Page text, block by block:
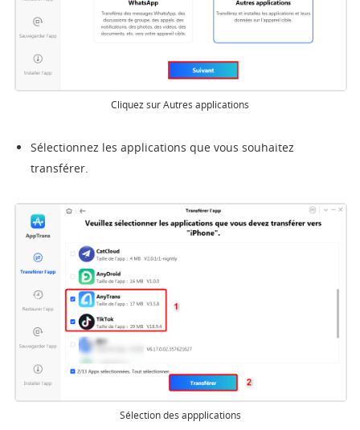
Cliquez sur Autres applications
Sélectionnez les applications que vous souhaitez
transférer.
Sélection des appplications